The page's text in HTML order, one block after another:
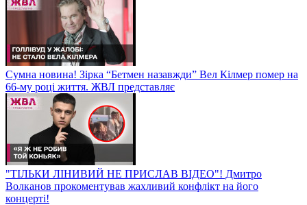
Сумна новина! Зірка “Бетмен назавжди” Вел Кілмер помер на
66-му році життя. ЖВЛ представляє
"ТІЛЬКИ ЛІНИВИЙ НЕ ПРИСЛАВ ВІДЕО"! Дмитро
Волканов прокоментував жахливий конфлікт на його
концерті!